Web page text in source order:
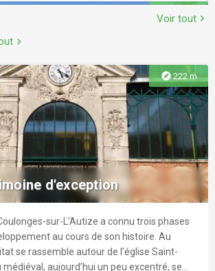
poésie des paysages et le charme du bâti de
explore
AQUAVAL est un lieu d’activités
C’est un cadre convivial pour passer
en famille ou entre amis. Vous y
bassin de 75 m² d’une profondeur allant
- Un grand bassin de 312,50 m² d’une
1,40 m à 3,70 mètres et équipé de deux
ludique avec zone de jeux d'eau
canons à eaux - Une plage enherbée
explore
Voir tout chevron_right
chevron_right
explore222 m
d'exception
sur-L’Autize a connu trois phases
au cours de son histoire. Au
se rassemble autour de l’église Saint-
médiéval, aujourd’hui un peu excentré, se